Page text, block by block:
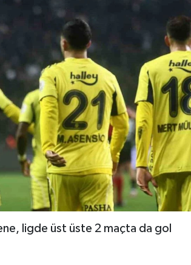
ligde üst üste 2 maçta da gol